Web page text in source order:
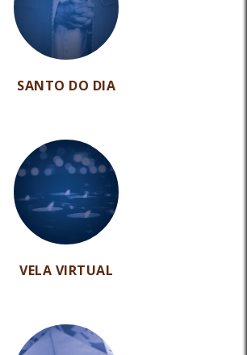
SANTO DO DIA
VELA VIRTUAL